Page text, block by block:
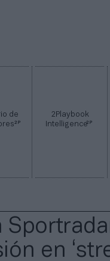
de
2P
2Playbook
Intelligence2P
en